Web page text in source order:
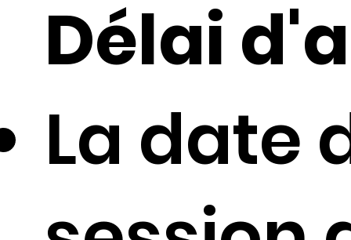
Délai
La date